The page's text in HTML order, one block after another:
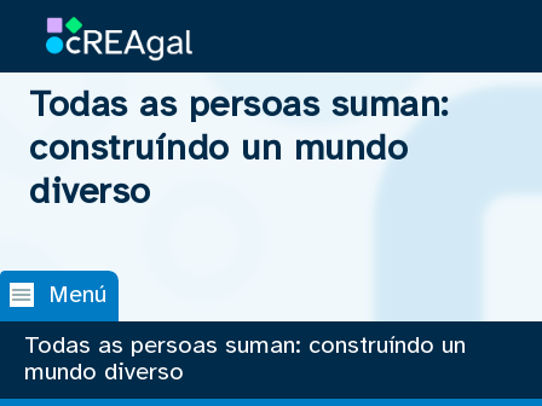
Saltar navegación
Todas as persoas suman:
construíndo un mundo
diverso
Menú
Todas as persoas suman: construíndo un
mundo diverso